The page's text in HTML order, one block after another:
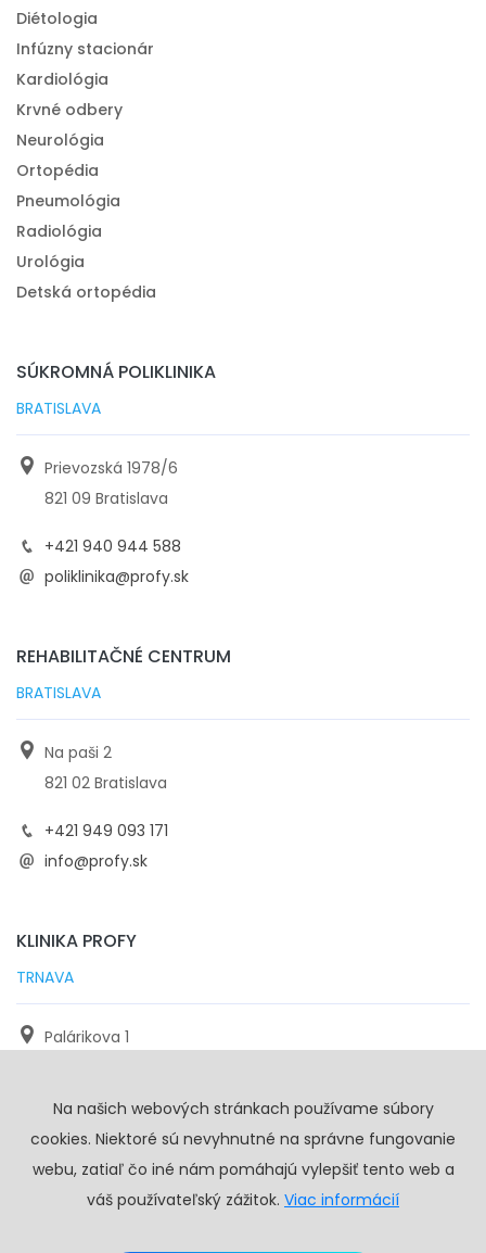
Diétologia
Infúzny stacionár
Kardiológia
Krvné odbery
Neurológia
Ortopédia
Pneumológia
Radiológia
Urológia
Detská ortopédia
SÚKROMNÁ POLIKLINIKA
BRATISLAVA
Prievozská 1978/6
821 09 Bratislava
+421 940 944 588
poliklinika@profy.sk
REHABILITAČNÉ CENTRUM
BRATISLAVA
Na paši 2
821 02 Bratislava
+421 949 093 171
info@profy.sk
KLINIKA PROFY
TRNAVA
Palárikova 1
+421 905 117 923
info@profy.sk
Na našich webových stránkach používame súbory
cookies. Niektoré sú nevyhnutné na správne fungovanie
webu, zatiaľ čo iné nám pomáhajú vylepšiť tento web a
váš používateľský zážitok. Viac informácií